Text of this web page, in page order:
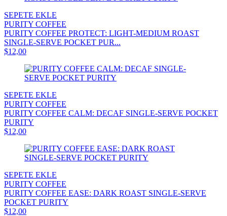
SEPETE EKLE
PURITY COFFEE
PURITY COFFEE PROTECT: LIGHT-MEDIUM ROAST
SINGLE-SERVE POCKET PUR...
$12,00
SEPETE EKLE
PURITY COFFEE
PURITY COFFEE CALM: DECAF SINGLE-SERVE POCKET
PURITY
$12,00
SEPETE EKLE
PURITY COFFEE
PURITY COFFEE EASE: DARK ROAST SINGLE-SERVE
POCKET PURITY
$12,00